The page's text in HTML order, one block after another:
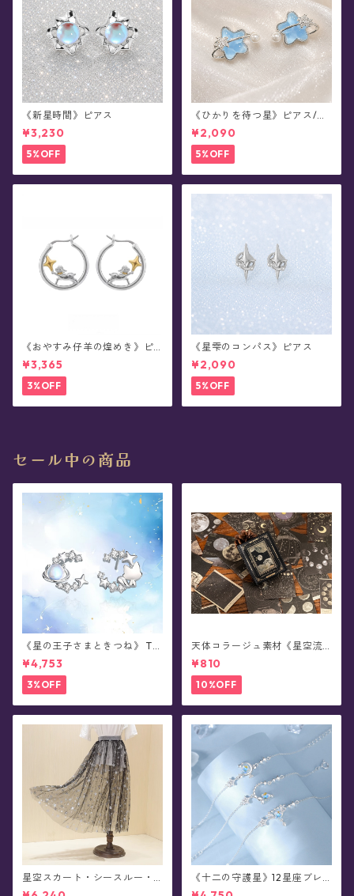
《新星時間》ピアス
¥3,230
5%OFF
《ひかりを待つ星》ピアス/イ
ヤリング
¥2,090
5%OFF
《おやすみ仔羊の煌めき》ピ
アス
¥3,365
3%OFF
《星雫のコンパス》ピアス
¥2,090
5%OFF
セール中の商品
《星の王子さまときつね》 Th
e Little Prince 星と結ぶ絆 シ
ルバーピアス/イヤリング
¥4,753
3%OFF
天体コラージュ素材《星空流
光》豆本型ペーパー(60枚入)
¥810
10%OFF
星空スカート・シースルー・
チュール - Alpheratz(全3色x
《十二の守護星》12星座ブレ
スレット